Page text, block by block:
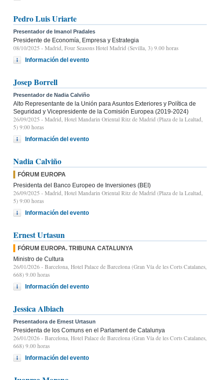
Pedro Luis Uriarte
Presentador de Imanol Pradales
Presidente de Economía, Empresa y Estrategia
08/10/2025 - Madrid, Four Seasons Hotel Madrid (Sevilla, 3) 9.00 horas
Información del evento
Josep Borrell
Presentador de Nadia Calviño
Alto Representante de la Unión para Asuntos Exteriores y Política de
Seguridad y Vicepresidente de la Comisión Europea (2019-2024)
26/09/2025 - Madrid, Hotel Mandarin Oriental Ritz de Madrid (Plaza de la Lealtad,
5) 9:00 horas
Información del evento
Nadia Calviño
FÓRUM EUROPA
Presidenta del Banco Europeo de Inversiones (BEI)
26/09/2025 - Madrid, Hotel Mandarin Oriental Ritz de Madrid (Plaza de la Lealtad,
5) 9:00 horas
Información del evento
Ernest Urtasun
FÓRUM EUROPA. TRIBUNA CATALUNYA
Ministro de Cultura
26/01/2026 - Barcelona, Hotel Palace de Barcelona (Gran Vía de les Corts Catalanes,
668) 9.00 horas
Información del evento
Jessica Albiach
Presentadora de Ernest Urtasun
Presidenta de los Comuns en el Parlament de Catalunya
26/01/2026 - Barcelona, Hotel Palace de Barcelona (Gran Vía de les Corts Catalanes,
668) 9.00 horas
Información del evento